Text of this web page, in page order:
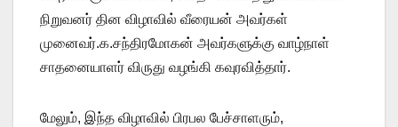
நிறுவனர் தின விழாவில் வீரையன் அவர்கள்
முனைவர்.க.சந்திரமோகன் அவர்களுக்கு வாழ்நாள்
சாதனையாளர் விருது வழங்கி கவுரவித்தார்.
மேலும், இந்த விழாவில் பிரபல பேச்சாளரும்,